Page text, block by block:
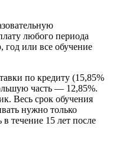
любого периода
год или все обучение
по кредиту (15,85%
часть — 12,85%.
Весь срок обучения
нужно только
течение 15 лет после